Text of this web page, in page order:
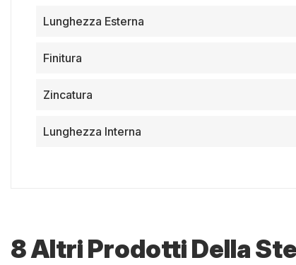
Lunghezza Esterna
Finitura
Zincatura
Lunghezza Interna
8 Altri Prodotti Della